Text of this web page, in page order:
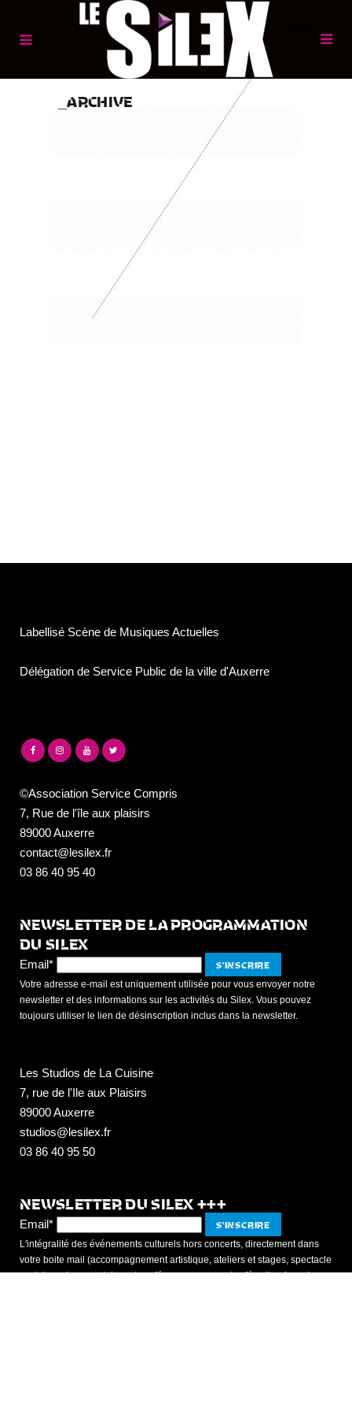
ARCHIVE
Labellisé Scène de Musiques Actuelles
Délégation de Service Public de la ville d'Auxerre
©Association Service Compris
7, Rue de l'île aux plaisirs
89000 Auxerre
contact@lesilex.fr
03 86 40 95 40
NEWSLETTER DE LA PROGRAMMATION
DU SILEX
Email*
Votre adresse e-mail est uniquement utilisée pour vous envoyer notre
newsletter et des informations sur les activités du Silex. Vous pouvez
toujours utiliser le lien de désinscription inclus dans la newsletter.
Les Studios de La Cuisine
7, rue de l'Ile aux Plaisirs
89000 Auxerre
studios@lesilex.fr
03 86 40 95 50
NEWSLETTER DU SILEX +++
Email*
L'intégralité des événements culturels hors concerts, directement dans
votre boite mail (accompagnement artistique, ateliers et stages, spectacle
scolaires, documentaires et conférences, expos et café culturel, +++)